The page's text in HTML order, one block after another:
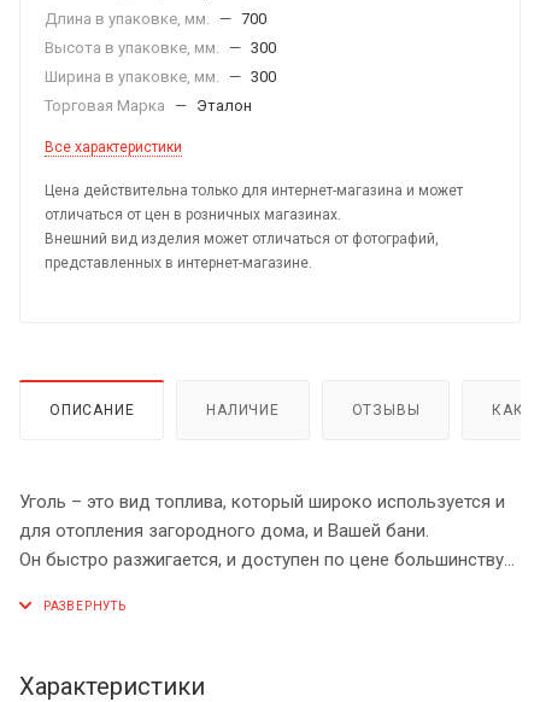
Длина в упаковке, мм.
— 700
Высота в упаковке, мм.
— 300
Ширина в упаковке, мм.
— 300
Торговая Марка
— Эталон
Все характеристики
Цена действительна только для интернет-магазина и может
отличаться от цен в розничных магазинах.
Внешний вид изделия может отличаться от фотографий,
представленных в интернет-магазине.
ОПИСАНИЕ НАЛИЧИЕ ОТЗЫВЫ КАК
Уголь – это вид топлива, который широко используется и
для отопления загородного дома, и Вашей бани.
Он быстро разжигается, и доступен по цене большинству
отопительных печей, так и для котлов.
активного отдыха.
Характеристики